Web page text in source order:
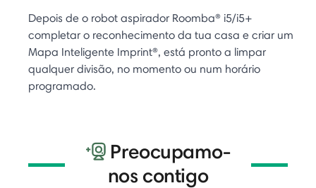
Depois de o robot aspirador Roomba® i5/i5+
completar o reconhecimento da tua casa e criar um
Mapa Inteligente Imprint®, está pronto a limpar
qualquer divisão, no momento ou num horário
programado.
Preocupamo-
nos contigo